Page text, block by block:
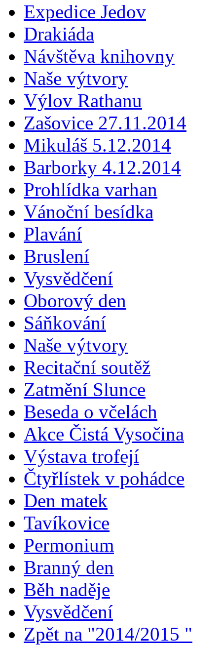
Expedice Jedov
Drakiáda
Návštěva knihovny
Naše výtvory
Výlov Rathanu
Zašovice 27.11.2014
Mikuláš 5.12.2014
Barborky 4.12.2014
Prohlídka varhan
Vánoční besídka
Plavání
Bruslení
Vysvědčení
Oborový den
Sáňkování
Naše výtvory
Recitační soutěž
Zatmění Slunce
Beseda o včelách
Akce Čistá Vysočina
Výstava trofejí
Čtyřlístek v pohádce
Den matek
Tavíkovice
Permonium
Branný den
Běh naděje
Vysvědčení
Zpět na "2014/2015 "